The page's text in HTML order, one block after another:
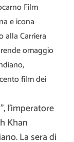
Film
e icona
alla Carriera
omaggio
film dei
l’imperatore
Khan
La sera di